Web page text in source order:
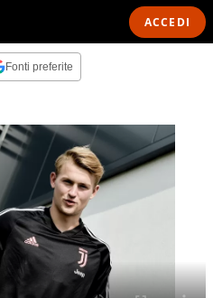
ACCEDI
Fonti preferite